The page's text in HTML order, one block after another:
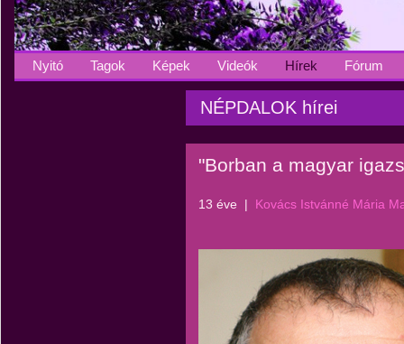
Nyitó Tagok Képek Videók Hírek Fórum
NÉPDALOK hírei
"Borban a magyar
13 éve | Kovács Istvánné Mária